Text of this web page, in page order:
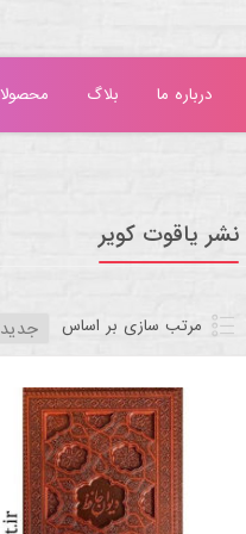
درباره ما بلاگ
نشر یاقوت کویر
مرتب سازی بر اساس